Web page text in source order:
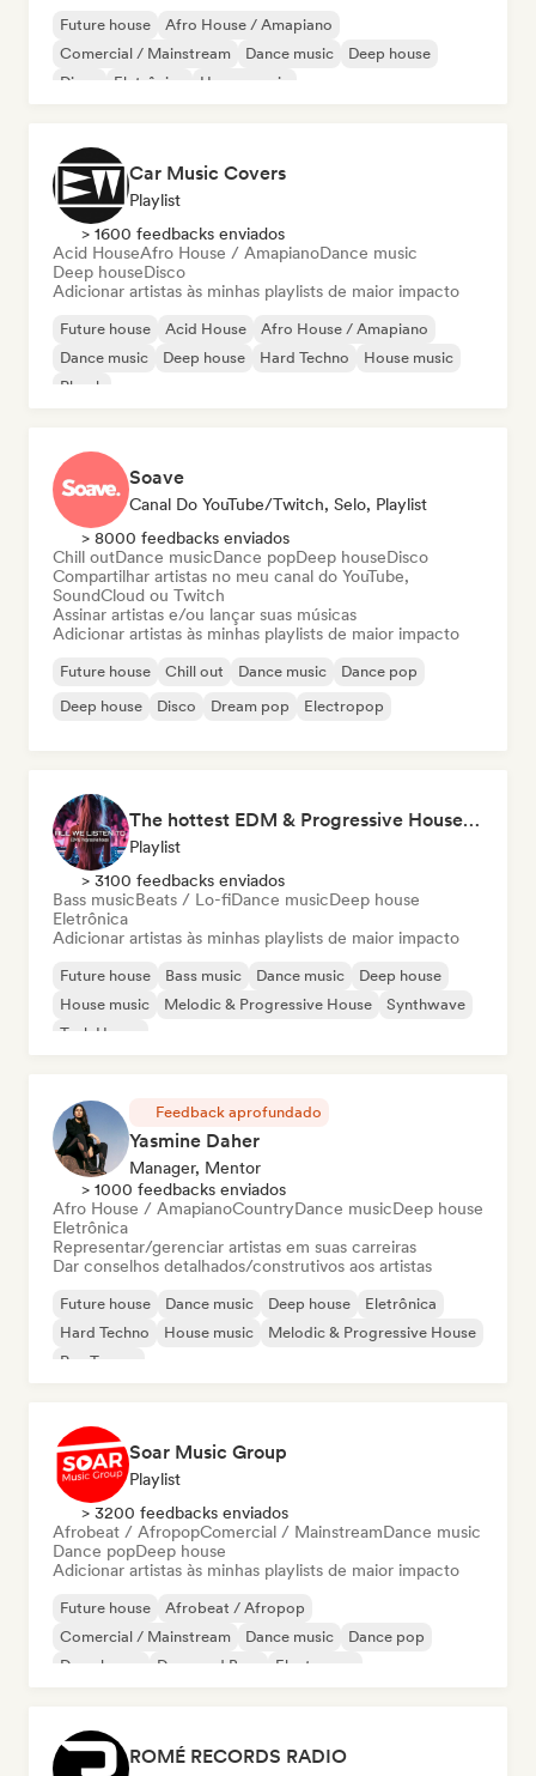
Future house
Afro House / Amapiano
Comercial / Mainstream
Dance music
Deep house
Disco
Eletrônica House music
Car Music Covers
Playlist
> 1600 feedbacks enviados
Acid HouseAfro House / AmapianoDance music
Deep houseDisco
Adicionar artistas às minhas playlists de maior impacto
Future house Acid House
Afro House / Amapiano
Dance music
Deep house Hard Techno
House music
Phonk
Soave
Canal Do YouTube/Twitch, Selo, Playlist
> 8000 feedbacks enviados
Chill outDance musicDance popDeep houseDisco
Compartilhar artistas no meu canal do YouTube,
SoundCloud ou Twitch
Assinar artistas e/ou lançar suas músicas
Adicionar artistas às minhas playlists de maior impacto
Future house Chill out Dance music
Dance pop
Deep house
Disco Dream pop Electropop
The hottest EDM & Progressive House tracks on the planet! 🌍
Playlist
> 3100 feedbacks enviados
Bass musicBeats / Lo-fiDance musicDeep house
Eletrônica
Adicionar artistas às minhas playlists de maior impacto
Future house Bass music Dance music
Deep house
House music
Melodic & Progressive House
Synthwave
Tech House
Feedback aprofundado
Yasmine Daher
Manager, Mentor
> 1000 feedbacks enviados
Afro House / AmapianoCountryDance musicDeep house
Eletrônica
Representar/gerenciar artistas em suas carreiras
Dar conselhos detalhados/construtivos aos artistas
Future house Dance music Deep house
Eletrônica
Hard Techno
House music
Melodic & Progressive House
Psy-Trance
Soar Music Group
Playlist
> 3200 feedbacks enviados
Afrobeat / AfropopComercial / MainstreamDance music
Dance popDeep house
Adicionar artistas às minhas playlists de maior impacto
Future house
Afrobeat / Afropop
Comercial / Mainstream
Dance music
Dance pop
Deep house
Drum and Bass Electropop
ROMÉ RECORDS RADIO